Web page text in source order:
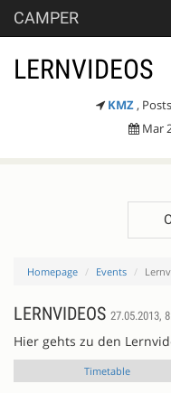
CAMPER
LERNVIDEOS
KMZ ,
Mar
Homepage Events
LERNVIDEOS 27.05.2013,
Hier gehts zu den
Timetable